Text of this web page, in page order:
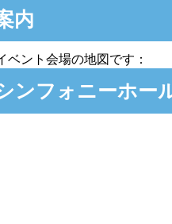
内
ベント会場の地図です：
ンフォニーホー